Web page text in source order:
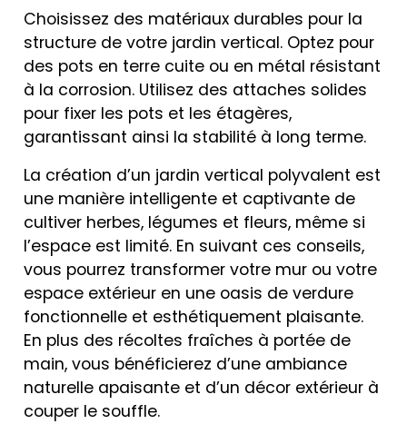
Choisissez des matériaux durables pour la
structure de votre jardin vertical. Optez pour
des pots en terre cuite ou en métal résistant
à la corrosion. Utilisez des attaches solides
pour fixer les pots et les étagères,
garantissant ainsi la stabilité à long terme.
La création d’un jardin vertical polyvalent est
une manière intelligente et captivante de
cultiver herbes, légumes et fleurs, même si
l’espace est limité. En suivant ces conseils,
vous pourrez transformer votre mur ou votre
espace extérieur en une oasis de verdure
fonctionnelle et esthétiquement plaisante.
En plus des récoltes fraîches à portée de
main, vous bénéficierez d’une ambiance
naturelle apaisante et d’un décor extérieur à
couper le souffle.